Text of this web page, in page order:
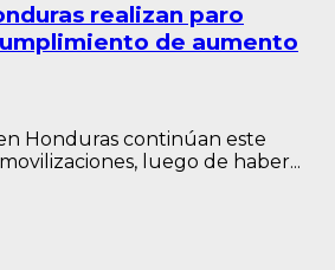
realizan paro
de aumento
Honduras continúan este
luego de haber...